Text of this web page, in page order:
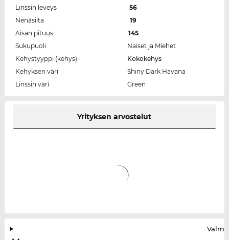
Linssin leveys
56
Nenäsilta
19
Aisan pituus
145
Sukupuoli
Naiset ja Miehet
Kehystyyppi (kehys)
Kokokehys
Kehyksen väri
Shiny Dark Havana
Linssin väri
Green
Yrityksen arvostelut